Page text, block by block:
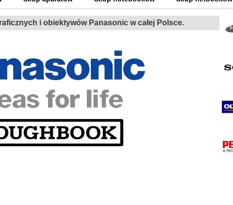
i obiektywów Panasonic w całej Polsce.